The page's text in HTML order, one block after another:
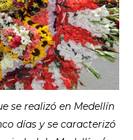
se realizó en Medellín
días y se caracterizó